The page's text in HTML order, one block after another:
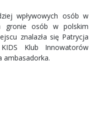
wpływowych osób w
gronie osób w polskim
znalazła się Patrycja
Klub Innowatorów
ambasadorka.